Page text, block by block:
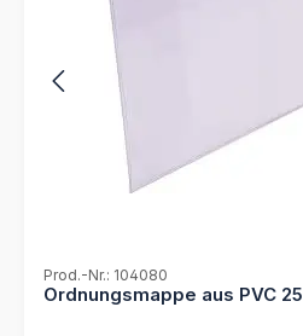
Prod.-Nr.: 104080
Ordnungsmappe aus PVC